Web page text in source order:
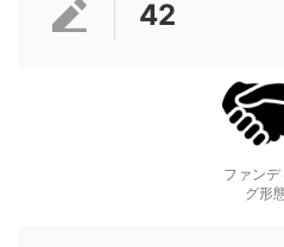
42
ファンデ
グ形